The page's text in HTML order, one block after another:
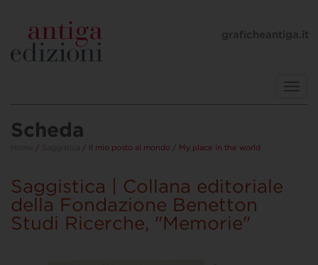
graficheantiga.it
Scheda
/ / Il mio posto al mondo / My place in the world
Saggistica | Collana editoriale
della Fondazione Benetton
Studi Ricerche, "Memorie"